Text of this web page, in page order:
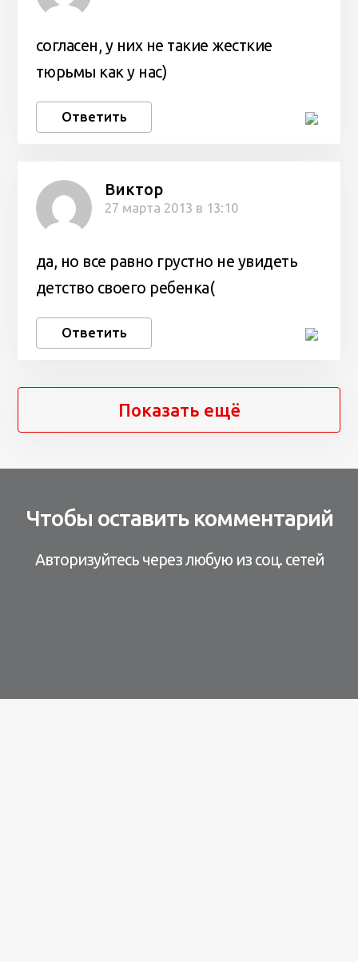
согласен, у них не такие жесткие
тюрьмы как у нас)
Ответить
Виктор
27 марта 2013 в 13:10
да, но все равно грустно не увидеть
детство своего ребенка(
Ответить
Показать ещё
Чтобы оставить комментарий
Авторизуйтесь через любую из соц. сетей